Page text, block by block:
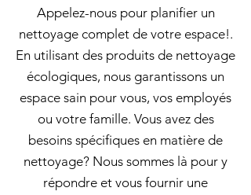
Appelez-nous pour planifier un
nettoyage complet de votre espace!.
En utilisant des produits de nettoyage
écologiques, nous garantissons un
espace sain pour vous, vos employés
ou votre famille. Vous avez des
besoins spécifiques en matière de
nettoyage? Nous sommes là pour y
répondre et vous fournir une